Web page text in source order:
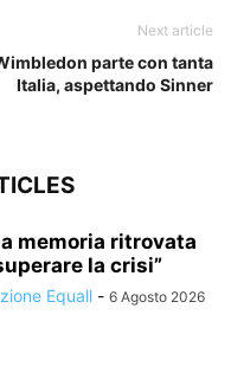
Next article
parte con tanta
Italia, aspettando Sinner
memoria ritrovata
la crisi”
Equall - 6 Agosto 2026